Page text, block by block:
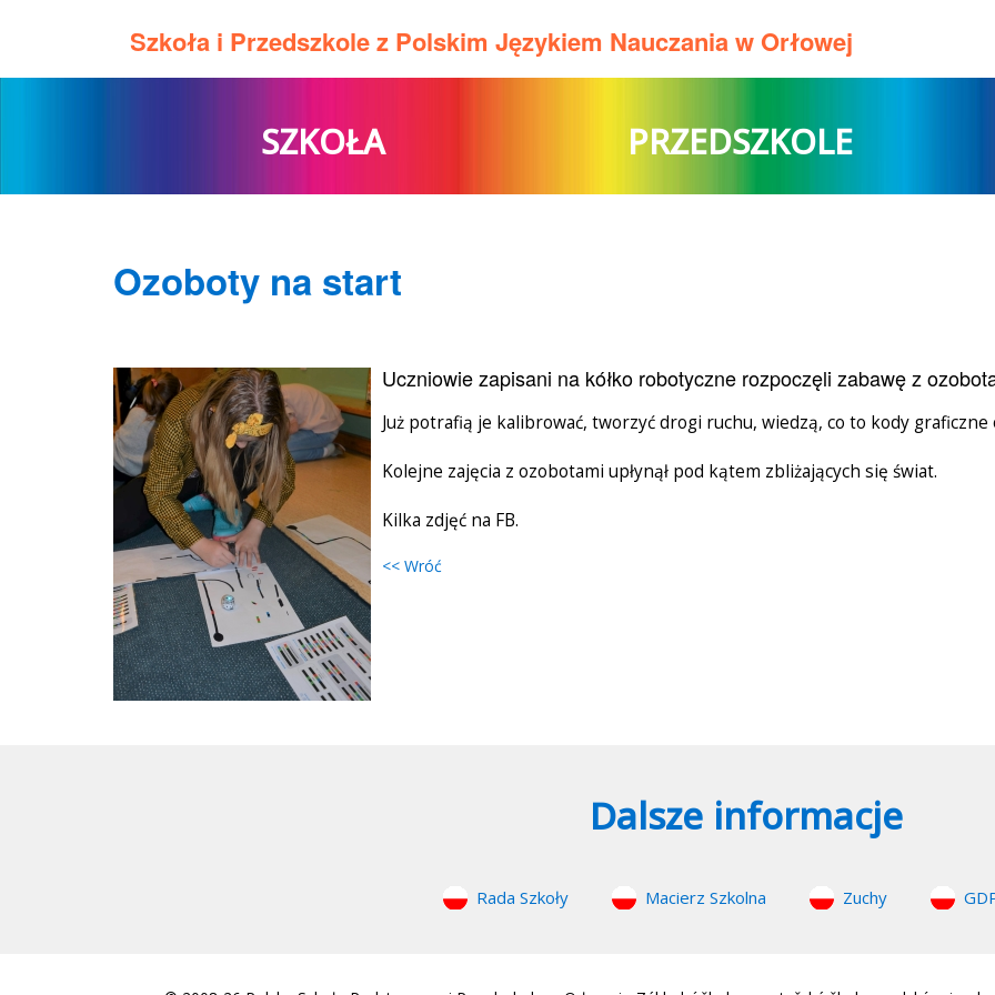
Szkoła i Przedszkole z Polskim Językiem Nauczania w Orłowej
SZKOŁA PRZEDSZKOLE
Ozoboty na start
Uczniowie zapisani na kółko robotyczne rozpoczęli zabawę z
Już potrafią je kalibrować, tworzyć drogi ruchu, wiedzą, co to kody
Kolejne zajęcia z ozobotami upłynął pod kątem zbliżających się świat.
Kilka zdjęć na FB.
<< Wróć
Dalsze informacje
Rada Szkoły Macierz Szkolna Zuchy